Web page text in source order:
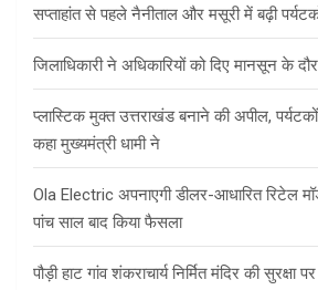
सप्ताहांत से पहले नैनीताल और मसूरी में बढ़ी
जिलाधिकारी ने अधिकारियों को दिए मानसून के
प्लास्टिक मुक्त उत्तराखंड बनाने की अपील,
कहा मुख्यमंत्री धामी ने
Ola Electric अपनाएगी डीलर-आधारित रिटेल
पांच साल बाद किया फैसला
पौड़ी हाट गांव शंकराचार्य निर्मित मंदिर की सुरक्षा